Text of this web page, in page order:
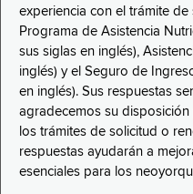
experiencia con el trámite
Programa de Asistencia
sus siglas en inglés),
inglés) y el Seguro de
en inglés). Sus respuestas
agradecemos su
los trámites de solicitud o
respuestas ayudarán a
esenciales para los